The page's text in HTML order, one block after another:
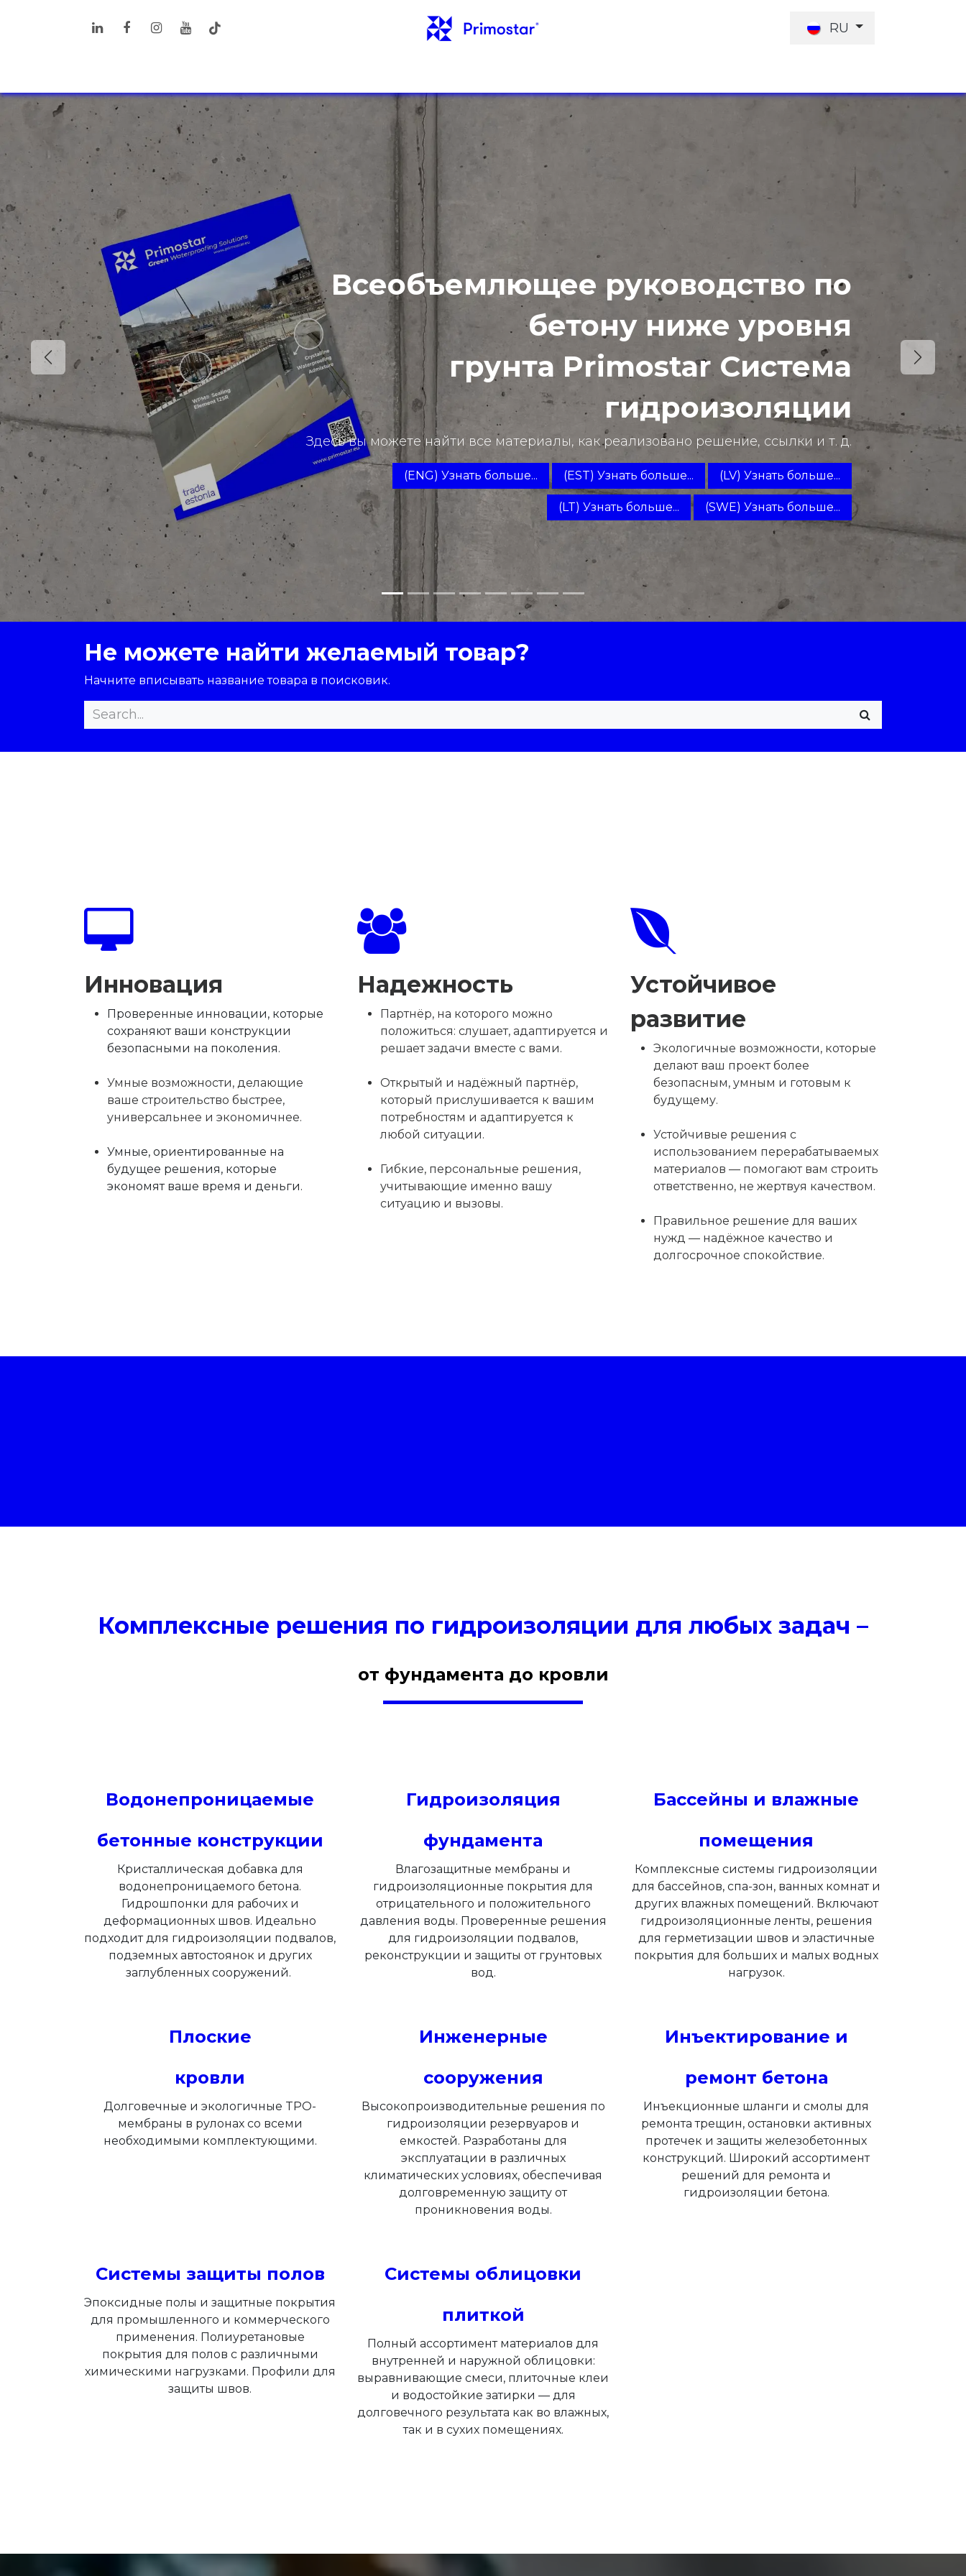
RU
Всеобъемлющее руководство по
бетону ниже уровня
грунта Primostar Система
гидроизоляции
Здесь вы можете найти все материалы, как реализовано решение, ссылки и т. д.
(ENG) Узнать больше... (EST) Узнать больше... (LV) Узнать больше...
(LT) Узнать больше... (SWE) Узнать больше...
Previous Next
Не можете найти желаемый товар?
Начните вписывать название товара в поисковик.
Инновация
Проверенные инновации, которые
сохраняют ваши конструкции
безопасными на поколения.
Умные возможности, делающие
ваше строительство быстрее,
универсальнее и экономичнее.
Умные, ориентированные на
будущее решения, которые
экономят ваше время и деньги.​
Надежность
Партнёр, на которого можно
положиться: слушает, адаптируется и
решает задачи вместе с вами.
Открытый и надёжный партнёр,
который прислушивается к вашим
потребностям и адаптируется к
любой ситуации.
Гибкие, персональные решения,
учитывающие именно вашу
ситуацию и вызовы.
Устойчивое
развитие
Экологичные возможности, которые
делают ваш проект более
безопасным, умным и готовым к
будущему.
Устойчивые решения с
использованием перерабатываемых
материалов — помогают вам строить
ответственно, не жертвуя качеством.
Правильное решение для ваших
нужд — надёжное качество и
долгосрочное спокойствие.
Комплексные решения по гидроизоляции для любых задач –
от фундамента до кровли
Водонепроницаемые
бетонные конструкции
Кристаллическая добавка для
водонепроницаемого бетона.
Гидрошпонки для рабочих и
деформационных швов. Идеально
подходит для гидроизоляции подвалов,
подземных автостоянок и других
заглубленных сооружений.
Гидроизоляция
фундамента
Влагозащитные мембраны и
гидроизоляционные покрытия для
отрицательного и положительного
давления воды. Проверенные решения
для гидроизоляции подвалов,
реконструкции и защиты от грунтовых
вод.
Бассейны и влажные
помещения
Комплексные системы гидроизоляции
для бассейнов, спа-зон, ванных комнат и
других влажных помещений. Включают
гидроизоляционные ленты, решения
для герметизации швов и эластичные
покрытия для больших и малых водных
нагрузок.
Плоские
кровли
Долговечные и экологичные TPO-
мембраны в рулонах со всеми
необходимыми комплектующими.
Инженерные
сооружения
Высокопроизводительные решения по
гидроизоляции резервуаров и
емкостей. Разработаны для
эксплуатации в различных
климатических условиях, обеспечивая
долговременную защиту от
проникновения воды.
Инъектирование и
ремонт бетона
Инъекционные шланги и смолы для
ремонта трещин, остановки активных
протечек и защиты железобетонных
конструкций. Широкий ассортимент
решений для ремонта и
гидроизоляции бетона.
Системы защиты полов
Эпоксидные полы и защитные покрытия
для промышленного и коммерческого
применения. Полиуретановые
покрытия для полов с различными
химическими нагрузками. Профили для
защиты швов.
Системы облицовки
плиткой
Полный ассортимент материалов для
внутренней и наружной облицовки:
выравнивающие смеси, плиточные клеи
и водостойкие затирки — для
долговечного результата как во влажных,
так и в сухих помещениях.